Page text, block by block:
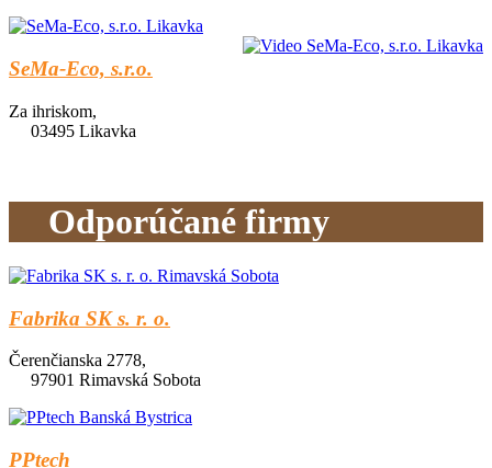
SeMa-Eco, s.r.o.
Za ihriskom,
03495 Likavka
Odporúčané firmy
Fabrika SK s. r. o.
Čerenčianska 2778,
97901 Rimavská Sobota
PPtech